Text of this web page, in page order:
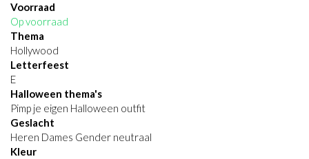
Voorraad
Op voorraad
Thema
Hollywood
Letterfeest
E
Halloween thema's
Pimp je eigen Halloween outfit
Geslacht
Heren Dames Gender neutraal
Kleur